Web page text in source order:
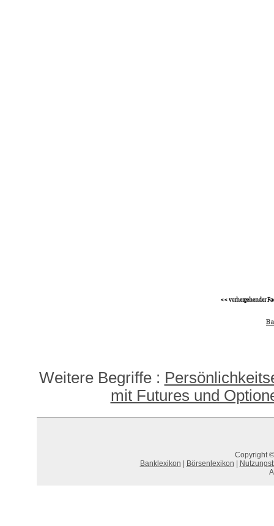
<< vorhergehender
Weitere Begriffe :
mit Futures und
Copyright
Banklexikon
Börsenlexikon